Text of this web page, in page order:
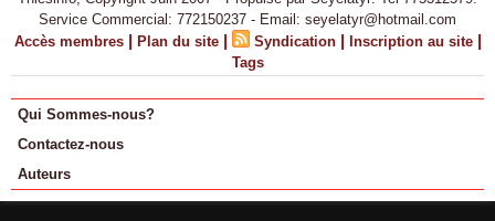
Service Commercial: 772150237 - Email: seyelatyr@hotmail.com
Accès membres | Plan du site | Syndication | Inscription au site |
Tags
Qui Sommes-nous?
Contactez-nous
Auteurs